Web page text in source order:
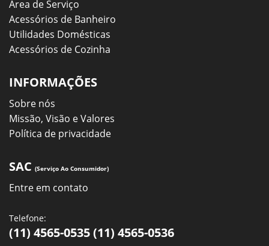
Área de Serviço
Acessórios de Banheiro
Utilidades Domésticas
Acessórios de Cozinha
INFORMAÇÕES
Sobre nós
Missão, Visão e Valores
Política de privacidade
SAC (Serviço Ao Consumidor)
Entre em contato
Telefone:
(11) 4565-0535 (11) 4565-0536